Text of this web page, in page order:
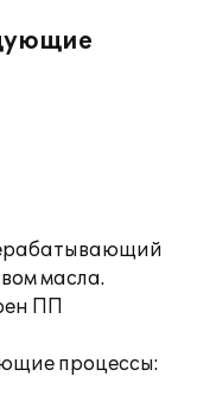
масла.
ПП
процессы: